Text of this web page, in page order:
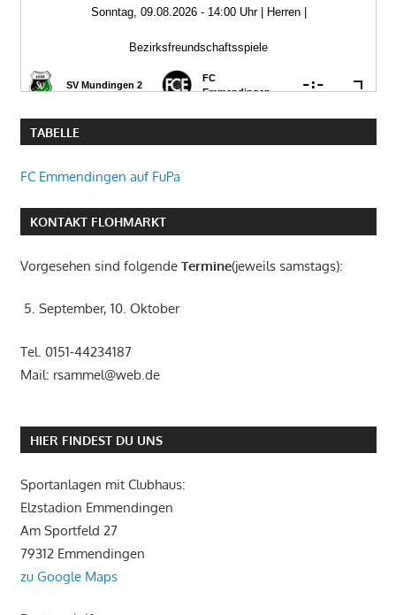
TABELLE
FC Emmendingen auf FuPa
KONTAKT FLOHMARKT
Vorgesehen sind folgende Termine(jeweils samstags):
5. September, 10. Oktober
Tel. 0151-44234187
Mail: rsammel@web.de
HIER FINDEST DU UNS
Sportanlagen mit Clubhaus:
Elzstadion Emmendingen
Am Sportfeld 27
79312 Emmendingen
zu Google Maps